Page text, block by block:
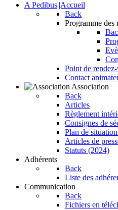
A Pedibus||Accueil
Back
Programme des
Point de
Contact
Association
Back
Articles
Règlement
Consignes de
Plan de
Articles de
Statuts (2024)
Adhérents
Back
Liste des
Communication
Back
Fichiers en